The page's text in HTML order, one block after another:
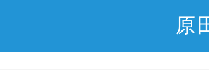
原